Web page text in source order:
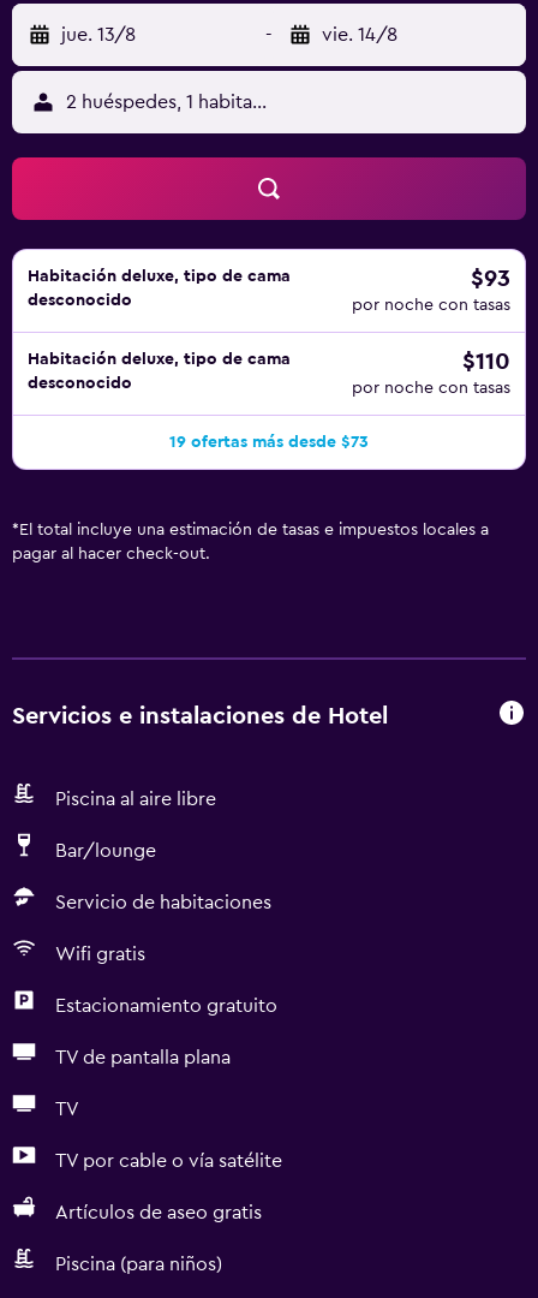
jue. 13/8 - vie. 14/8
2 huéspedes, 1 habitación
Habitación deluxe, tipo de cama
desconocido
$93
por noche con tasas
Habitación deluxe, tipo de cama
desconocido
$110
por noche con tasas
19 ofertas más desde $73
* El total incluye una estimación de tasas e impuestos locales a
pagar al hacer check-out.
Servicios e instalaciones de Hotel
Piscina al aire libre
Bar/lounge
Servicio de habitaciones
Wifi gratis
Estacionamiento gratuito
TV de pantalla plana
TV
TV por cable o vía satélite
Artículos de aseo gratis
Piscina (para niños)